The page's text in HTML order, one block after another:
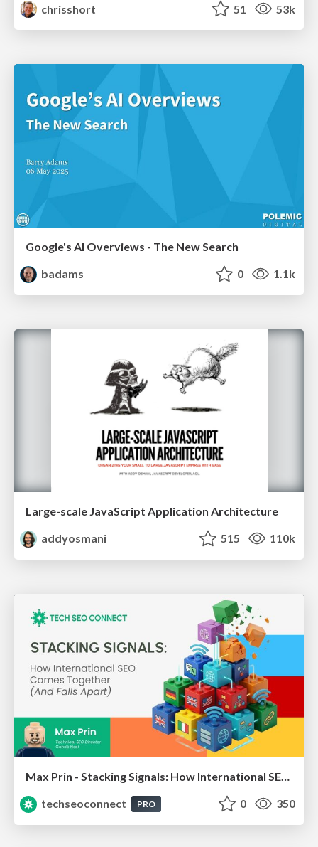
chrisshort
51 53k
Google's AI Overviews - The New Search
badams
0 1.1k
Large-scale JavaScript Application Architecture
addyosmani
515 110k
techseoconnect
PRO 0 350